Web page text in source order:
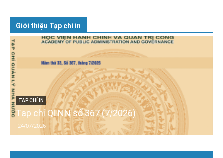
Giới thiệu Tạp chí in
TẠP CHÍ IN
Tạp chí QLNN số 367 (7/2026)
24/07/2026